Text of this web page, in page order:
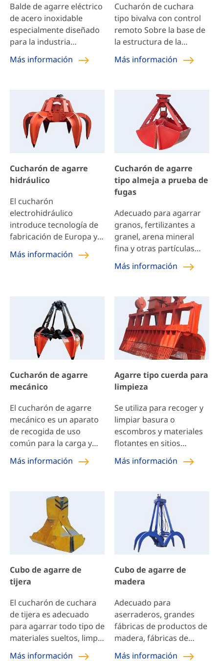
Balde de agarre eléctrico
de acero inoxidable
especialmente diseñado
para la industria
cervecera de alimentos,
utilizado para agarrar los
materiales para preparar
salsas, utilizado
principalmente en
bodegas, fábricas de
salsas, etc.
Más información
Cucharón de cuchara
tipo bivalva con control
remoto Sobre la base de
la estructura de la
cuchara de un solo cable,
adopta un control
controlar la apertura
automática de la cuchara
en el aire para realizar la
operación de descarga
en el aire de la cuchara
de un solo cable.
un solo gancho, es una
herramienta ideal para
levantar objetos
[…]
Más información
Cucharón de agarre
hidráulico
El cucharón
electrohidráulico
introduce tecnología de
fabricación de Europa y
América, y los principales
componentes hidráulicos
hidráulica avanzada,
gran fuerza de agarre y
alto grado de
automatización son las
herramientas ideales de
minerales grandes,
bloques de arrabio,
basura, polvo de hierro,
paja, escoria y otros
materiales.
Más información
Cucharón de agarre
tipo almeja a prueba de
fugas
Adecuado para agarrar
granos, fertilizantes a
granel, arena mineral
fina y otras partículas
pequeñas de materiales
a granel que son fáciles
Más información
Cucharón de agarre
mecánico
El cucharón de agarre
mecánico es un aparato
de recogida de uso
común para la carga y
descarga de materiales a
granel con grúas, que se
puentes grúa, grúas
pórtico, grúas giratorias
de pórtico y grúas
móviles. Puede recoger
granos, arena, chatarra
de acero, minerales,
ampliamente en puertos,
estaciones, centrales
astilleros y otros lugares
de trabajo.
Más información
Agarre tipo cuerda para
limpieza
Se utiliza para recoger y
limpiar basura o
escombros y materiales
flotantes en sitios
específicos como
embalses, esclusas y
Más información
Cubo de agarre de
tijera
El cucharón de cuchara
de tijera es adecuado
para agarrar todo tipo de
materiales sueltos, limpio
y sin fugas al agarrar
Más información
Cubo de agarre de
madera
Adecuado para
aserraderos, grandes
fábricas de productos de
madera, fábricas de
papel, puertos y otras
Más información